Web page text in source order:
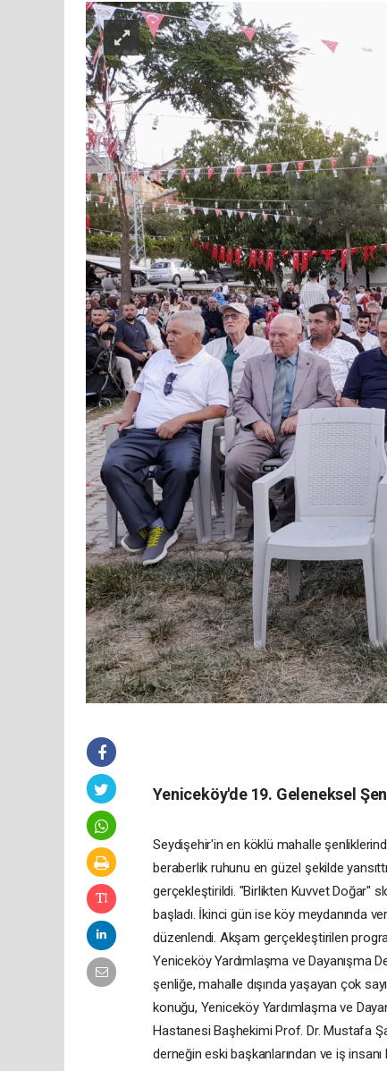
Yeniceköy'de 19. Geleneksel
Seydişehir'in en köklü mahalle
beraberlik ruhunu en güzel şekilde
gerçekleştirildi. "Birlikten Kuvvet Doğar"
başladı. İkinci gün ise köy meydanında
düzenlendi. Akşam gerçekleştirilen
Yeniceköy Yardımlaşma ve Dayanışma
şenliğe, mahalle dışında yaşayan çok
konuğu, Yeniceköy Yardımlaşma ve
Hastanesi Başhekimi Prof. Dr. Mustafa
derneğin eski başkanlarından ve iş